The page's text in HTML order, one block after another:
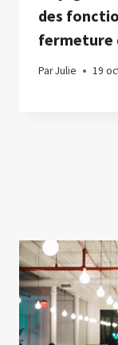
des
fermeture
ParJulie 19